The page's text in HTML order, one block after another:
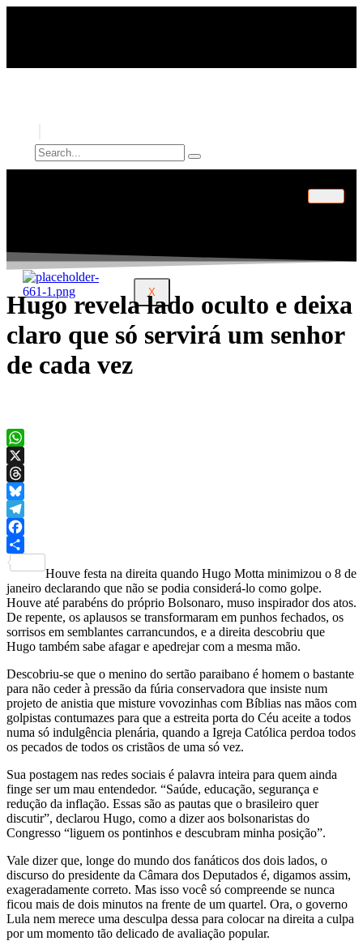
X
Hugo revela lado oculto e deixa
claro que só servirá um senhor
de cada vez
WhatsApp
X
Threads
Bluesky
Telegram
Facebook
Houve festa na direita quando Hugo Motta minimizou o 8 de
janeiro declarando que não se podia considerá-lo como golpe.
Houve até parabéns do próprio Bolsonaro, muso inspirador dos atos.
De repente, os aplausos se transformaram em punhos fechados, os
sorrisos em semblantes carrancundos, e a direita descobriu que
Hugo também sabe afagar e apedrejar com a mesma mão.
Descobriu-se que o menino do sertão paraibano é homem o bastante
para não ceder à pressão da fúria conservadora que insiste num
projeto de anistia que misture vovozinhas com Bíblias nas mãos com
golpistas contumazes para que a estreita porta do Céu aceite a todos
numa só indulgência plenária, quando a Igreja Católica perdoa todos
os pecados de todos os cristãos de uma só vez.
Sua postagem nas redes sociais é palavra inteira para quem ainda
finge ser um mau entendedor. “Saúde, educação, segurança e
redução da inflação. Essas são as pautas que o brasileiro quer
discutir”, declarou Hugo, como a dizer aos bolsonaristas do
Congresso “liguem os pontinhos e descubram minha posição”.
Vale dizer que, longe do mundo dos fanáticos dos dois lados, o
discurso do presidente da Câmara dos Deputados é, digamos assim,
exageradamente correto. Mas isso você só compreende se nunca
ficou mais de dois minutos na frente de um quartel. Ora, o governo
Lula nem merece uma desculpa dessa para colocar na direita a culpa
por um momento tão delicado de avaliação popular.